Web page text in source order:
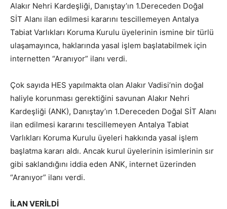
Alakır Nehri Kardeşliği, Danıştay’ın 1.Dereceden Doğal
SİT Alanı ilan edilmesi kararını tescillemeyen Antalya
Tabiat Varlıkları Koruma Kurulu üyelerinin ismine bir türlü
ulaşamayınca, haklarında yasal işlem başlatabilmek için
internetten “Aranıyor” ilanı verdi.
Çok sayıda HES yapılmakta olan Alakır Vadisi’nin doğal
haliyle korunması gerektiğini savunan Alakır Nehri
Kardeşliği (ANK), Danıştay’ın 1.Dereceden Doğal SİT Alanı
ilan edilmesi kararını tescillemeyen Antalya Tabiat
Varlıkları Koruma Kurulu üyeleri hakkında yasal işlem
başlatma kararı aldı. Ancak kurul üyelerinin isimlerinin sır
gibi saklandığını iddia eden ANK, internet üzerinden
“Aranıyor” ilanı verdi.
İLAN VERİLDİ